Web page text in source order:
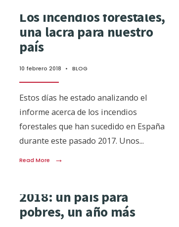
Los incendios forestales,
una lacra para nuestro
país
10 febrero 2018 • BLOG
Estos días he estado analizando el
informe acerca de los incendios
forestales que han sucedido en España
durante este pasado 2017. Unos...
Read More →
2018: un país para
pobres, un año más